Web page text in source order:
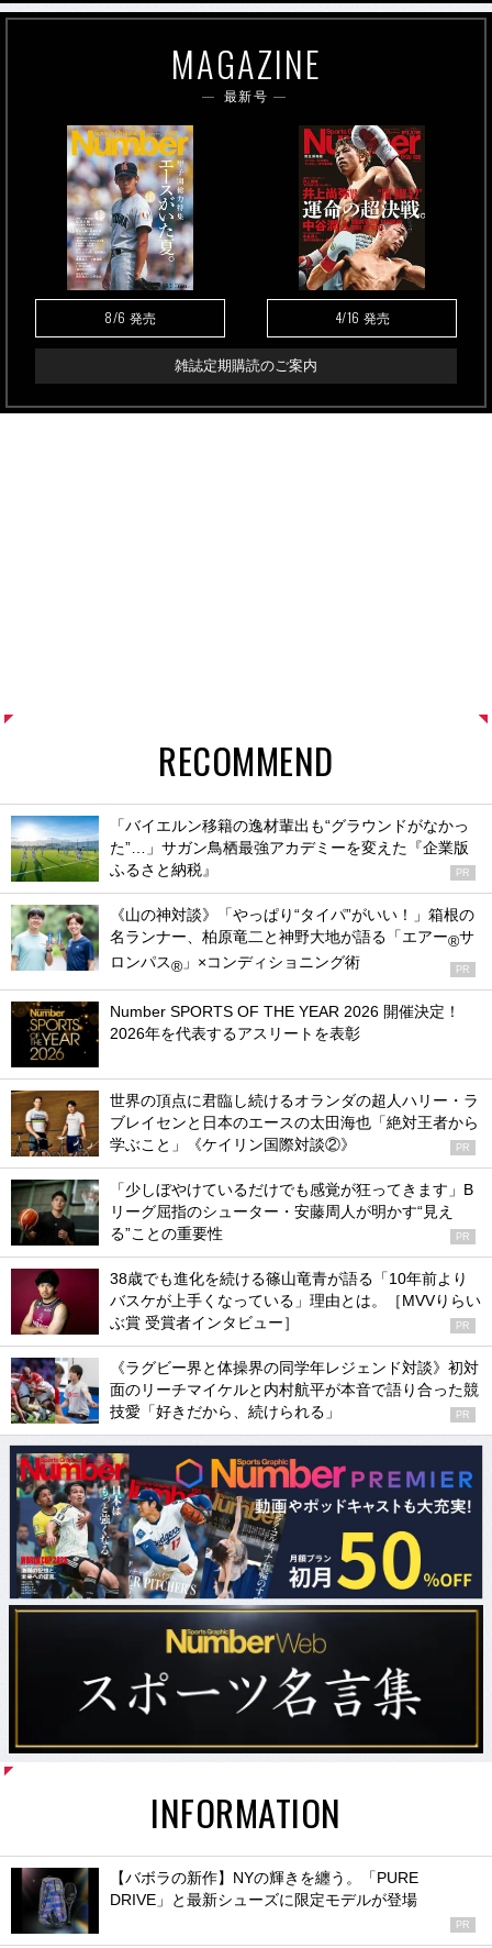
MAGAZINE
最新号
8/6 発売 4/16 発売
雑誌定期購読のご案内
RECOMMEND
「バイエルン移籍の逸材輩出も“グラウンドがなかっ
た”…」サガン鳥栖最強アカデミーを変えた『企業版
ふるさと納税』
PR
《山の神対談》「やっぱり“タイパ”がいい！」箱根の
名ランナー、柏原竜二と神野大地が語る「エアー®サ
ロンパス® 」×コンディショニング術 PR
Number SPORTS OF THE YEAR 2026 開催決定！
2026年を代表するアスリートを表彰
世界の頂点に君臨し続けるオランダの超人ハリー・ラ
ブレイセンと日本のエースの太田海也「絶対王者から
学ぶこと」《ケイリン国際対談②》
PR
「少しぼやけているだけでも感覚が狂ってきます」B
リーグ屈指のシューター・安藤周人が明かす“見え
る”ことの重要性
PR
38歳でも進化を続ける篠山竜青が語る「10年前より
バスケが上手くなっている」理由とは。［MVVりらい
ぶ賞 受賞者インタビュー］
PR
《ラグビー界と体操界の同学年レジェンド対談》初対
面のリーチマイケルと内村航平が本音で語り合った競
技愛「好きだから、続けられる」
PR
INFORMATION
【バボラの新作】NYの輝きを纏う。「PURE
DRIVE」と最新シューズに限定モデルが登場
PR